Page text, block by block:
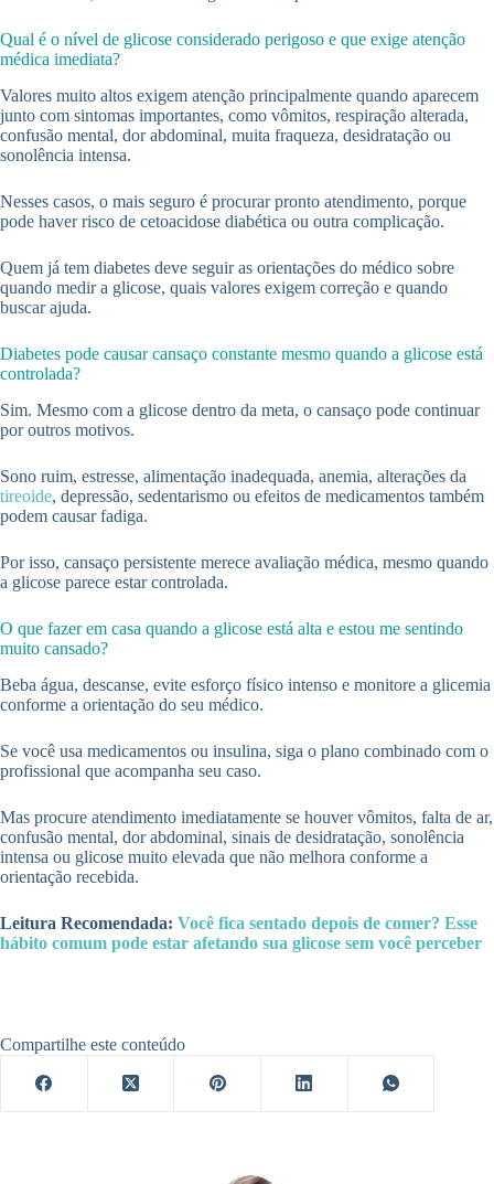
Qual é o nível de glicose considerado perigoso e que exige atenção
médica imediata?
Valores muito altos exigem atenção principalmente quando aparecem
junto com sintomas importantes, como vômitos, respiração alterada,
confusão mental, dor abdominal, muita fraqueza, desidratação ou
sonolência intensa.
Nesses casos, o mais seguro é procurar pronto atendimento, porque
pode haver risco de cetoacidose diabética ou outra complicação.
Quem já tem diabetes deve seguir as orientações do médico sobre
quando medir a glicose, quais valores exigem correção e quando
buscar ajuda.
Diabetes pode causar cansaço constante mesmo quando a glicose está
controlada?
Sim. Mesmo com a glicose dentro da meta, o cansaço pode continuar
por outros motivos.
Sono ruim, estresse, alimentação inadequada, anemia, alterações da
tireoide, depressão, sedentarismo ou efeitos de medicamentos também
podem causar fadiga.
Por isso, cansaço persistente merece avaliação médica, mesmo quando
a glicose parece estar controlada.
O que fazer em casa quando a glicose está alta e estou me sentindo
muito cansado?
Beba água, descanse, evite esforço físico intenso e monitore a glicemia
conforme a orientação do seu médico.
Se você usa medicamentos ou insulina, siga o plano combinado com o
profissional que acompanha seu caso.
Mas procure atendimento imediatamente se houver vômitos, falta de ar,
confusão mental, dor abdominal, sinais de desidratação, sonolência
intensa ou glicose muito elevada que não melhora conforme a
orientação recebida.
Leitura Recomendada: Você fica sentado depois de comer? Esse
hábito comum pode estar afetando sua glicose sem você perceber
Compartilhe este conteúdo